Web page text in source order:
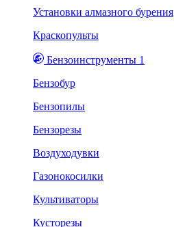
Установки алмазного бурения
Краскопульты
Бензоинструменты 1
Бензобур
Бензопилы
Бензорезы
Воздуходувки
Газонокосилки
Культиваторы
Кусторезы